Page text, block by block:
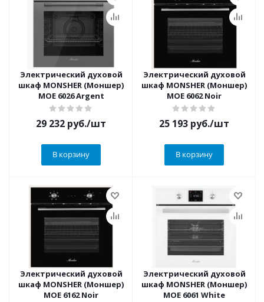
Электрический духовой
шкаф MONSHER (Моншер)
MOE 6026 Argent
29 232 руб./шт
В корзину
Электрический духовой
шкаф MONSHER (Моншер)
MOE 6062 Noir
25 193 руб./шт
В корзину
Электрический духовой
шкаф MONSHER (Моншер)
MOE 6162 Noir
Электрический духовой
шкаф MONSHER (Моншер)
MOE 6061 White